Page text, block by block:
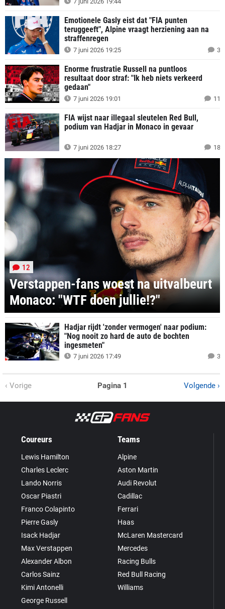
Emotionele Gasly eist dat "FIA punten
teruggeeft", Alpine vraagt herziening aan na
straffenregen
7 juni 2026 19:25 3
Enorme frustratie Russell na puntloos
resultaat door straf: "Ik heb niets verkeerd
gedaan"
7 juni 2026 19:01 11
FIA wijst naar illegaal sleutelen Red Bull,
podium van Hadjar in Monaco in gevaar
7 juni 2026 18:27 18
Verstappen-fans woest na uitvalbeurt
Monaco: "WTF doen jullie!?"
12
Hadjar rijdt 'zonder vermogen' naar podium:
"Nog nooit zo hard de auto de bochten
ingesmeten"
7 juni 2026 17:49 3
‹ Vorige Pagina 1 Volgende ›
Coureurs
Lewis Hamilton
Charles Leclerc
Lando Norris
Oscar Piastri
Franco Colapinto
Pierre Gasly
Isack Hadjar
Max Verstappen
Alexander Albon
Carlos Sainz
Kimi Antonelli
George Russell
Teams
Alpine
Aston Martin
Audi Revolut
Cadillac
Ferrari
Haas
McLaren Mastercard
Mercedes
Racing Bulls
Red Bull Racing
Williams